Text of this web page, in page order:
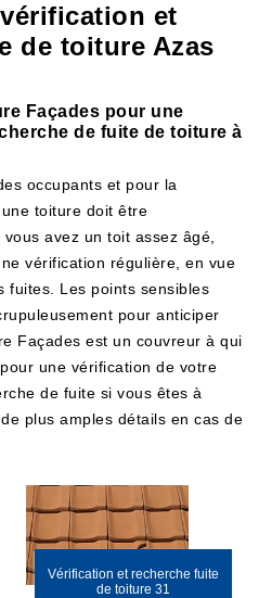
et
de toiture Azas
Façades pour une
de fuite de toiture à
occupants et pour la
toiture doit être
avez un toit assez âgé,
vérification régulière, en vue
fuites. Les points sensibles
pour anticiper
Façades est un couvreur à qui
une vérification de votre
de fuite si vous êtes à
plus amples détails en cas de
Vérification et recherche fuite
de toiture 31